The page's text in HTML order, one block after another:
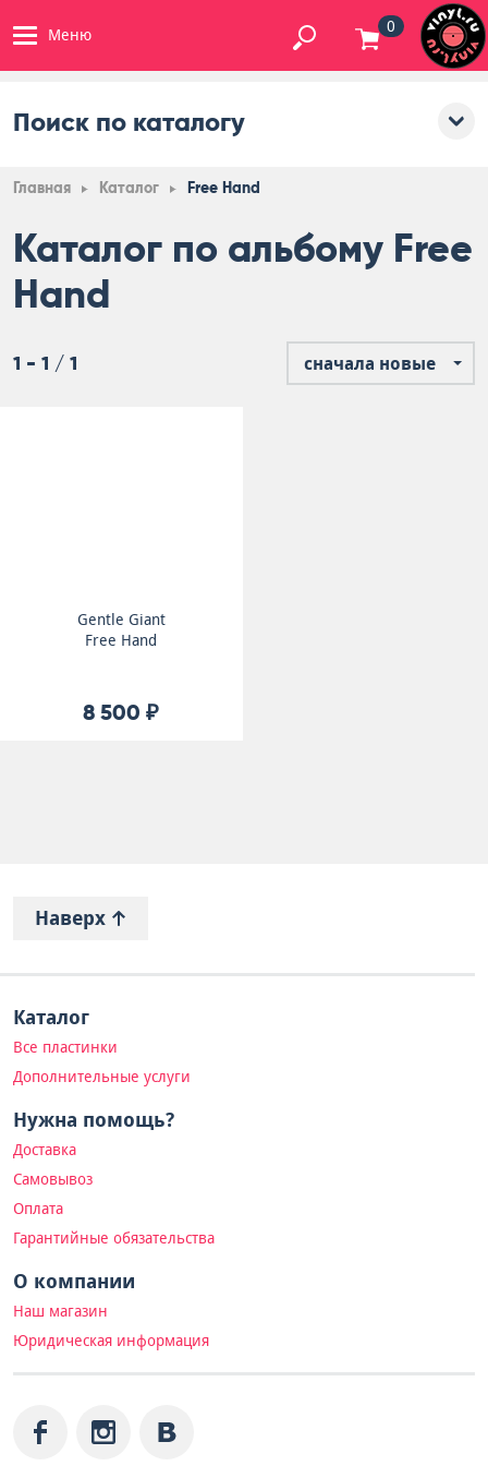
Меню 0
Поиск по каталогу
Главная Каталог Free Hand
Каталог по альбому Free
Hand
1 - 1 / 1 сначала новые
Gentle Giant
Free Hand
8 500 ₽
Наверх
Каталог
Все пластинки
Дополнительные услуги
Нужна помощь?
Доставка
Самовывоз
Оплата
Гарантийные обязательства
О компании
Наш магазин
Юридическая информация